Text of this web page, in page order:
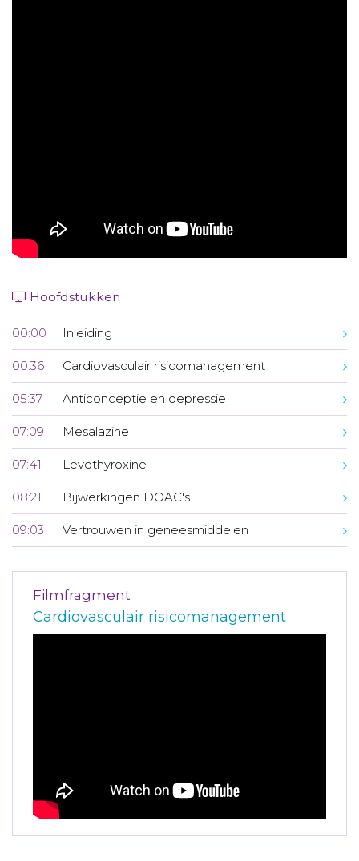
Hoofdstukken
00:00 Inleiding
00:36 Cardiovasculair risicomanagement
05:37 Anticonceptie en depressie
07:09 Mesalazine
07:41 Levothyroxine
08:21 Bijwerkingen DOAC's
09:03 Vertrouwen in geneesmiddelen
Filmfragment
Cardiovasculair risicomanagement